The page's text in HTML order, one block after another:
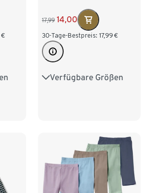
€
17,99 14,00
30-Tage-Bestpreis: 17,99€
Verfügbare Größen
98/104 110/116